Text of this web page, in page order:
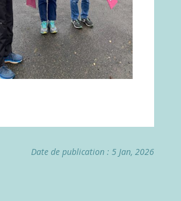
Date de publication : 5 Jan, 2026